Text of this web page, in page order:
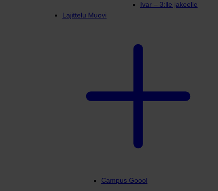
Ivar – 3:lle jakeelle
Lajittelu Muovi
Campus Goool